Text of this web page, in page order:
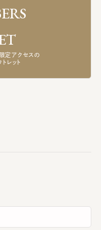
定アクセスの
レット